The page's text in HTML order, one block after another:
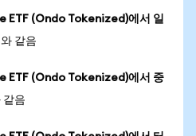
(Ondo Tokenized)에서 일
같음
ETF (Ondo Tokenized)에서 중
같음